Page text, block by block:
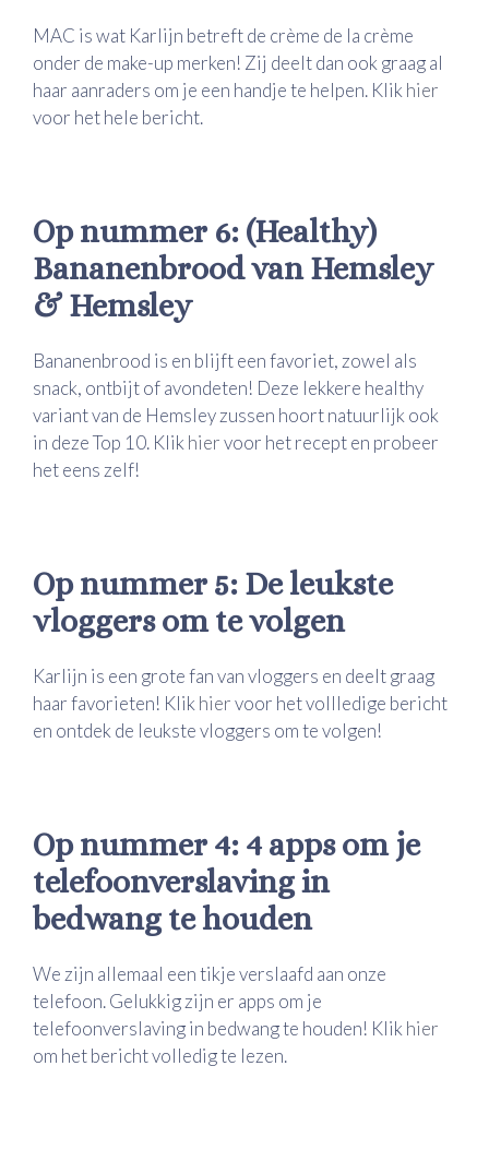
MAC is wat Karlijn betreft de crème de la crème
onder de make-up merken! Zij deelt dan ook graag al
haar aanraders om je een handje te helpen. Klik hier
voor het hele bericht.
Op nummer 6: (Healthy)
Bananenbrood van Hemsley
& Hemsley
Bananenbrood is en blijft een favoriet, zowel als
snack, ontbijt of avondeten! Deze lekkere healthy
variant van de Hemsley zussen hoort natuurlijk ook
in deze Top 10. Klik hiervoor het recept en probeer
het eens zelf!
Op nummer 5: De leukste
vloggers om te volgen
Karlijn is een grote fan van vloggers en deelt graag
haar favorieten! Klik hiervoor het vollledige bericht
en ontdek de leukste vloggers om te volgen!
Op nummer 4: 4 apps om je
telefoonverslaving in
bedwang te houden
We zijn allemaal een tikje verslaafd aan onze
telefoon. Gelukkig zijn er apps om je
telefoonverslaving in bedwang te houden! Klik hier
om het bericht volledig te lezen.